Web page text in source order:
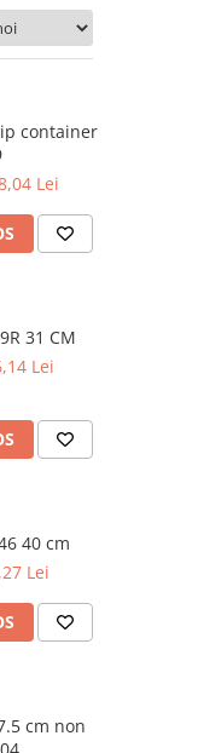
container
Lei
31 CM
Lei
40 cm
Lei
cm non